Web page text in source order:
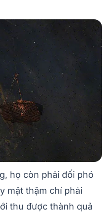
họ còn phải đối phó
mật thậm chí phải
thu được thành quả